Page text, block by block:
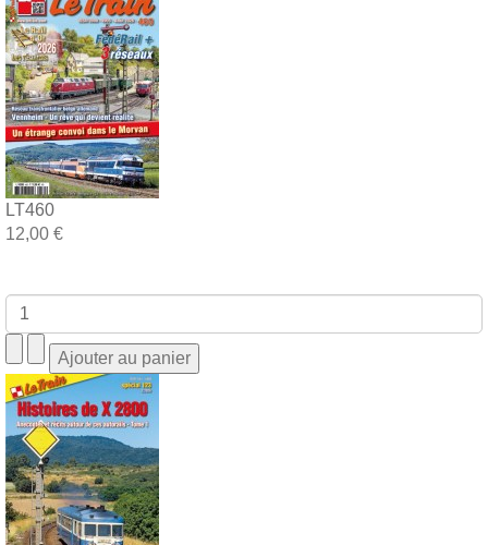
LT460
12,00 €